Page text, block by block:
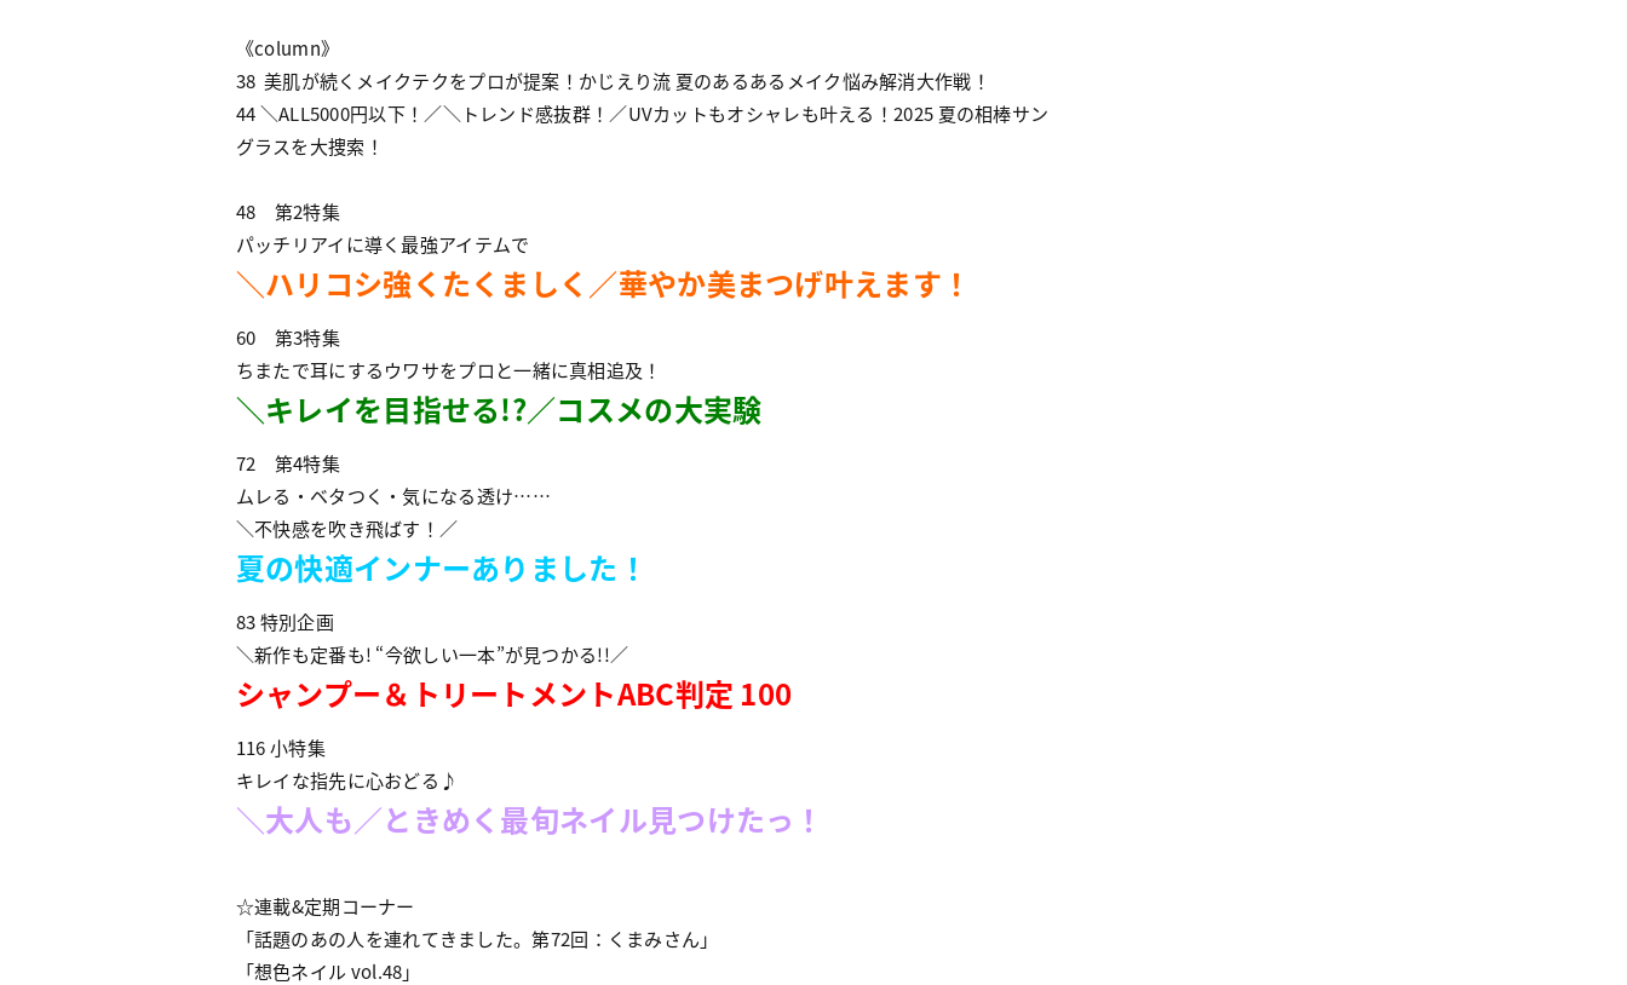
《column》
38 美肌が続くメイクテクをプロが提案！かじえり流 夏のあるあるメイク悩み解消大作戦！
44 ＼ALL5000円以下！／＼トレンド感抜群！／UVカットもオシャレも叶える！2025 夏の相棒サン
グラスを大捜索！
48 第2特集
パッチリアイに導く最強アイテムで
＼ハリコシ強くたくましく／華やか美まつげ叶えます！
60 第3特集
ちまたで耳にするウワサをプロと一緒に真相追及！
＼キレイを目指せる!?／コスメの大実験
72 第4特集
ムレる・ベタつく・気になる透け……
＼不快感を吹き飛ばす！／
夏の快適インナーありました！
83 特別企画
＼新作も定番も! “今欲しい一本”が見つかる!!／
シャンプー＆トリートメントABC判定 100
116 小特集
キレイな指先に心おどる♪
＼大人も／ときめく最旬ネイル見つけたっ！
☆連載&定期コーナー
「話題のあの人を連れてきました。第72回：くまみさん」
「想色ネイル vol.48」